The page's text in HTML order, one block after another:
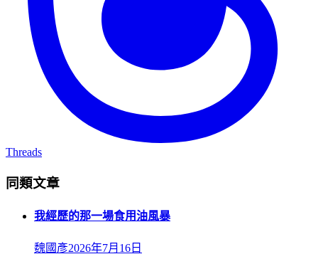
Threads
同類文章
我經歷的那一場食用油風暴
魏國彥2026年7月16日